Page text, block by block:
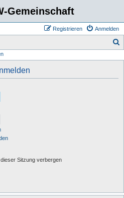
Gemeinschaft
Anmelden
Registrieren
Sitzung verbergen